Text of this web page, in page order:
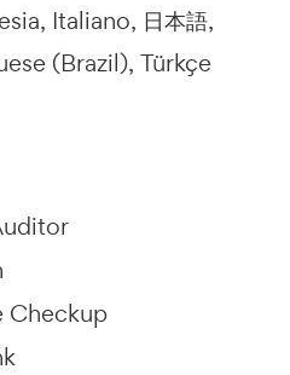
Italiano 日本語
(Brazil) Türkçe
Checkup